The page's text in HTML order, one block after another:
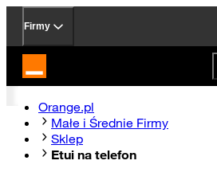
Firmy
Strona główna Orange.pl
Orange.pl
Małe i Średnie Firmy
Sklep
Etui na telefon